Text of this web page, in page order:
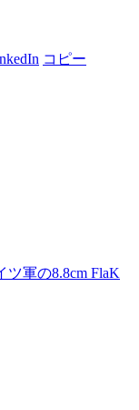
コピー
軍の8.8cm FlaK